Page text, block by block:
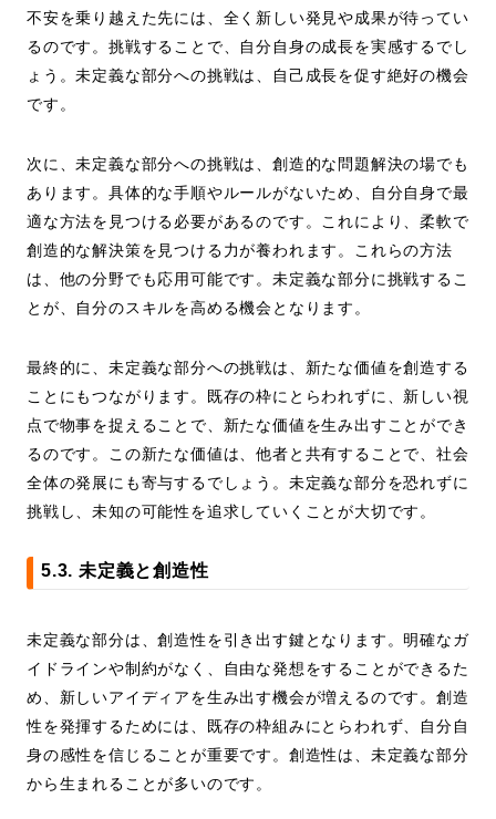
不安を乗り越えた先には、全く新しい発見や成果が待ってい
るのです。挑戦することで、自分自身の成長を実感するでし
ょう。未定義な部分への挑戦は、自己成長を促す絶好の機会
です。
次に、未定義な部分への挑戦は、創造的な問題解決の場でも
あります。具体的な手順やルールがないため、自分自身で最
適な方法を見つける必要があるのです。これにより、柔軟で
創造的な解決策を見つける力が養われます。これらの方法
は、他の分野でも応用可能です。未定義な部分に挑戦するこ
とが、自分のスキルを高める機会となります。
最終的に、未定義な部分への挑戦は、新たな価値を創造する
ことにもつながります。既存の枠にとらわれずに、新しい視
点で物事を捉えることで、新たな価値を生み出すことができ
るのです。この新たな価値は、他者と共有することで、社会
全体の発展にも寄与するでしょう。未定義な部分を恐れずに
挑戦し、未知の可能性を追求していくことが大切です。
5.3. 未定義と創造性
未定義な部分は、創造性を引き出す鍵となります。明確なガ
イドラインや制約がなく、自由な発想をすることができるた
め、新しいアイディアを生み出す機会が増えるのです。創造
性を発揮するためには、既存の枠組みにとらわれず、自分自
身の感性を信じることが重要です。創造性は、未定義な部分
から生まれることが多いのです。